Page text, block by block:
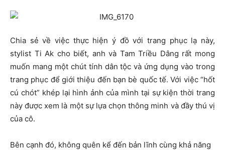
Chia sẻ về việc thực hiện ý đồ với trang phục lạ này,
stylist Ti Ak cho biết, anh và Tam Triều Dâng rất mong
muốn mang một chút tính dân tộc và ứng dụng vào trong
trang phục để giới thiệu đến bạn bè quốc tế. Với việc “hốt
cú chót” khép lại hình ảnh của mình tại sự kiện thời trang
này được xem là một sự lựa chọn thông minh và đầy thú vị
của cô.
Bên cạnh đó, không quên kể đến bản lĩnh cùng khả năng